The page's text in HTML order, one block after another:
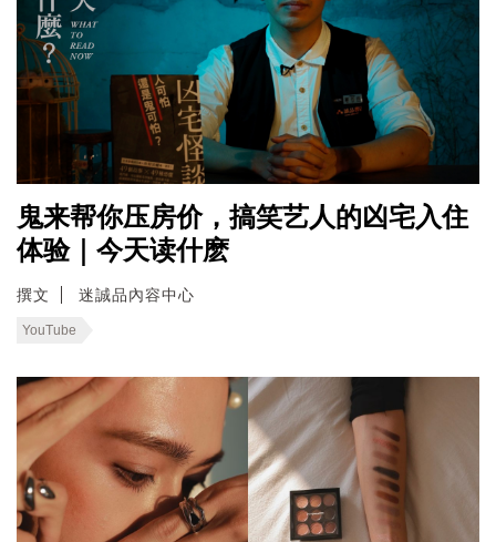
鬼来帮你压房价，搞笑艺人的凶宅入住
体验｜今天读什麽
撰文 迷誠品內容中心
YouTube